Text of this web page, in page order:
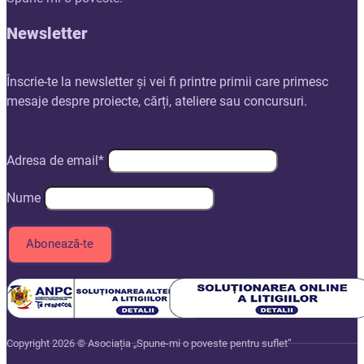
Newsletter
Înscrie-te la newsletter și vei fi printre primii care primesc
mesaje despre proiecte, cărți, ateliere sau concursuri.
Adresa de email*
Nume
Copyright 2026 © Asociația „Spune-mi o poveste pentru suflet”